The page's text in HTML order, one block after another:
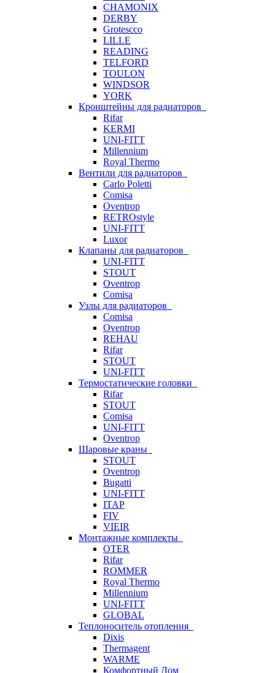
CHAMONIX
DERBY
Grotescco
LILLE
READING
TELFORD
TOULON
WINDSOR
YORK
Кронштейны для радиаторов
Rifar
KERMI
UNI-FITT
Millennium
Royal Thermo
Вентили для радиаторов
Carlo Poletti
Comisa
Oventrop
RETROstyle
UNI-FITT
Luxor
Клапаны для радиаторов
UNI-FITT
STOUT
Oventrop
Comisa
Узлы для радиаторов
Comisa
Oventrop
REHAU
Rifar
STOUT
UNI-FITT
Термостатические головки
Rifar
STOUT
Comisa
UNI-FITT
Oventrop
Шаровые краны
STOUT
Oventrop
Bugatti
UNI-FITT
ITAP
FIV
VIEIR
Монтажные комплекты
OTER
Rifar
ROMMER
Royal Thermo
Millennium
UNI-FITT
GLOBAL
Теплоноситель отопления
Dixis
Thermagent
WARME
Комфортный Дом